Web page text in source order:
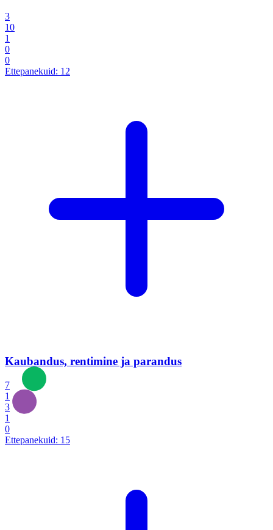
3
10
1
0
0
Ettepanekuid: 12
Kaubandus, rentimine ja parandus
7
1
3
1
0
Ettepanekuid: 15